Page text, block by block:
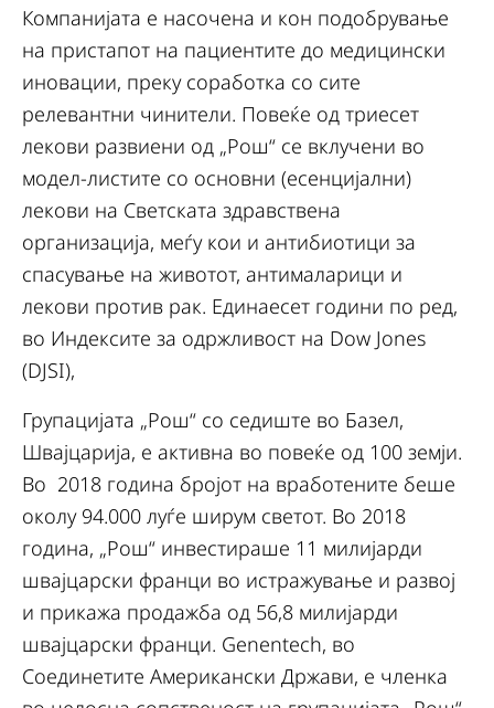
Компанијата е насочена и кон подобрување
на пристапот на пациентите до медицински
иновации, преку соработка со сите
релевантни чинители. Повеќе од триесет
лекови развиени од „Рош“ се вклучени во
модел-листите со основни (есенцијални)
лекови на Светската здравствена
организација, меѓу кои и антибиотици за
спасување на животот, антималарици и
лекови против рак. Единаесет години по ред,
во Индексите за одржливост на Dow Jones
(DJSI),
Групацијата „Рош“ со седиште во Базел,
Швајцарија, е активна во повеќе од 100 земји.
Во 2018 година бројот на вработените беше
околу 94.000 луѓе ширум светот. Во 2018
година, „Рош“ инвестираше 11 милијарди
швајцарски франци во истражување и развој
и прикажа продажба од 56,8 милијарди
швајцарски франци. Genentech, во
Соединетите Американски Држави, е членка